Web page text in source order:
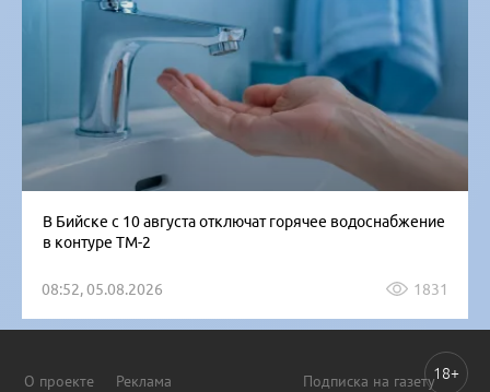
В Бийске с 10 августа отключат горячее водоснабжение
в контуре ТМ-2
08:52, 05.08.2026 1831
О проекте Реклама Подписка на газету18+